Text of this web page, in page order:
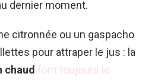
dernier moment.
citronnée ou un gaspacho
pour attraper le jus : la
chaud font toujours le